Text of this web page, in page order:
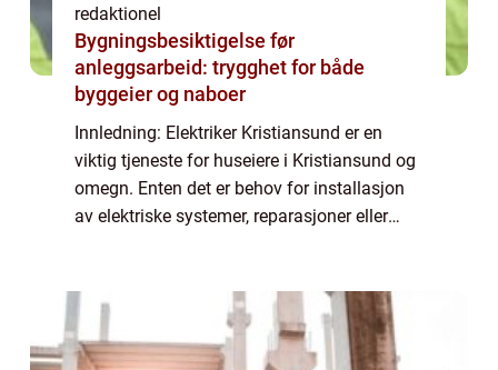
redaktionel
Bygningsbesiktigelse før
anleggsarbeid: trygghet for både
byggeier og naboer
Innledning: Elektriker Kristiansund er en
viktig tjeneste for huseiere i Kristiansund og
omegn. Enten det er behov for installasjon
av elektriske systemer, reparasjoner eller